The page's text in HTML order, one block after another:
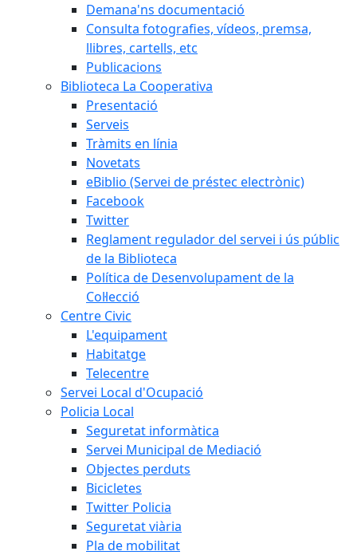
Demana'ns documentació
Consulta fotografies, vídeos, premsa,
llibres, cartells, etc
Publicacions
Biblioteca La Cooperativa
Presentació
Serveis
Tràmits en línia
Novetats
eBiblio (Servei de préstec electrònic)
Facebook
Twitter
Reglament regulador del servei i ús públic
de la Biblioteca
Política de Desenvolupament de la
Col·lecció
Centre Civic
L'equipament
Habitatge
Telecentre
Servei Local d'Ocupació
Policia Local
Seguretat informàtica
Servei Municipal de Mediació
Objectes perduts
Bicicletes
Twitter Policia
Seguretat viària
Pla de mobilitat